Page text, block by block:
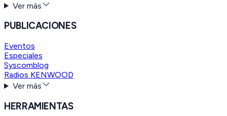
Ver más
PUBLICACIONES
Eventos
Especiales
Syscomblog
Radios KENWOOD
Ver más
HERRAMIENTAS